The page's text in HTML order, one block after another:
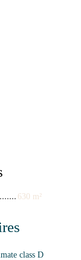
630 m²
class D